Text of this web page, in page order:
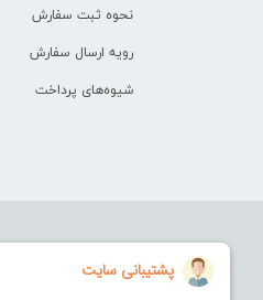
فروشگاه آرایشی
نحوه ثبت سفارش
رویه ارسال سفارش
شیوه‌های پرداخت